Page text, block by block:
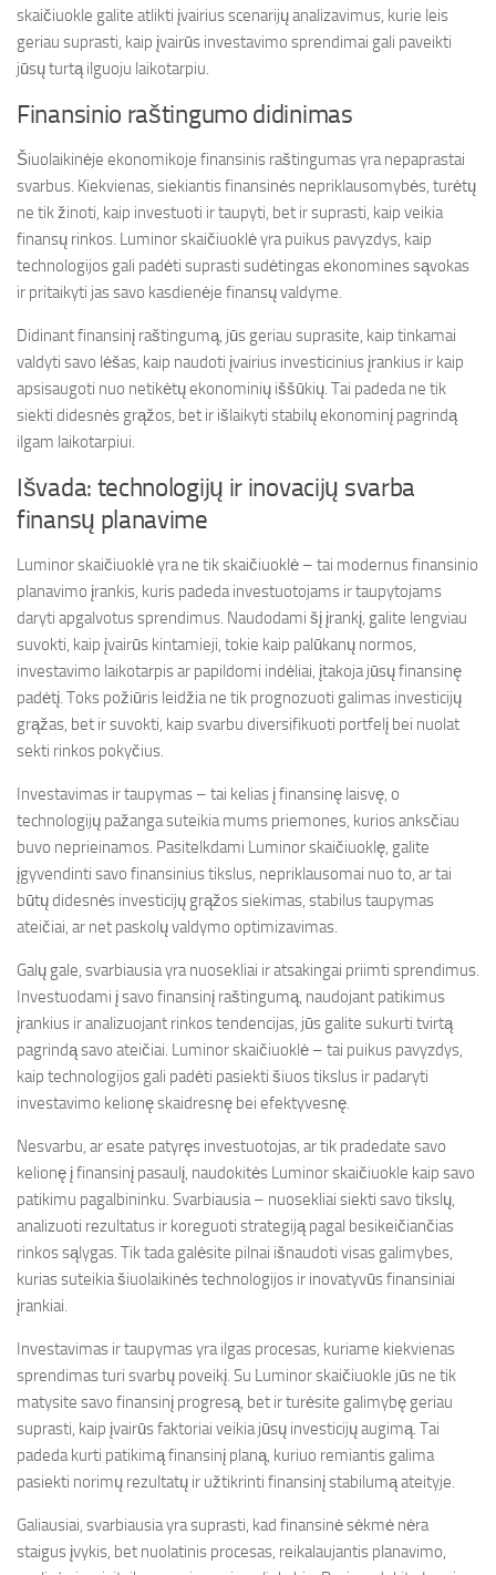
skaičiuokle galite atlikti įvairius scenarijų analizavimus, kurie leis
geriau suprasti, kaip įvairūs investavimo sprendimai gali paveikti
jūsų turtą ilguoju laikotarpiu.
Finansinio raštingumo didinimas
Šiuolaikinėje ekonomikoje finansinis raštingumas yra nepaprastai
svarbus. Kiekvienas, siekiantis finansinės nepriklausomybės, turėtų
ne tik žinoti, kaip investuoti ir taupyti, bet ir suprasti, kaip veikia
finansų rinkos. Luminor skaičiuoklė yra puikus pavyzdys, kaip
technologijos gali padėti suprasti sudėtingas ekonomines sąvokas
ir pritaikyti jas savo kasdienėje finansų valdyme.
Didinant finansinį raštingumą, jūs geriau suprasite, kaip tinkamai
valdyti savo lėšas, kaip naudoti įvairius investicinius įrankius ir kaip
apsisaugoti nuo netikėtų ekonominių iššūkių. Tai padeda ne tik
siekti didesnės grąžos, bet ir išlaikyti stabilų ekonominį pagrindą
ilgam laikotarpiui.
Išvada: technologijų ir inovacijų svarba
finansų planavime
Luminor skaičiuoklė yra ne tik skaičiuoklė – tai modernus finansinio
planavimo įrankis, kuris padeda investuotojams ir taupytojams
daryti apgalvotus sprendimus. Naudodami šį įrankį, galite lengviau
suvokti, kaip įvairūs kintamieji, tokie kaip palūkanų normos,
investavimo laikotarpis ar papildomi indėliai, įtakoja jūsų finansinę
padėtį. Toks požiūris leidžia ne tik prognozuoti galimas investicijų
grąžas, bet ir suvokti, kaip svarbu diversifikuoti portfelį bei nuolat
sekti rinkos pokyčius.
Investavimas ir taupymas – tai kelias į finansinę laisvę, o
technologijų pažanga suteikia mums priemones, kurios anksčiau
buvo neprieinamos. Pasitelkdami Luminor skaičiuoklę, galite
įgyvendinti savo finansinius tikslus, nepriklausomai nuo to, ar tai
būtų didesnės investicijų grąžos siekimas, stabilus taupymas
ateičiai, ar net paskolų valdymo optimizavimas.
Galų gale, svarbiausia yra nuosekliai ir atsakingai priimti sprendimus.
Investuodami į savo finansinį raštingumą, naudojant patikimus
įrankius ir analizuojant rinkos tendencijas, jūs galite sukurti tvirtą
pagrindą savo ateičiai. Luminor skaičiuoklė – tai puikus pavyzdys,
kaip technologijos gali padėti pasiekti šiuos tikslus ir padaryti
investavimo kelionę skaidresnę bei efektyvesnę.
Nesvarbu, ar esate patyręs investuotojas, ar tik pradedate savo
kelionę į finansinį pasaulį, naudokitės Luminor skaičiuokle kaip savo
patikimu pagalbininku. Svarbiausia – nuosekliai siekti savo tikslų,
analizuoti rezultatus ir koreguoti strategiją pagal besikeičiančias
rinkos sąlygas. Tik tada galėsite pilnai išnaudoti visas galimybes,
kurias suteikia šiuolaikinės technologijos ir inovatyvūs finansiniai
įrankiai.
Investavimas ir taupymas yra ilgas procesas, kuriame kiekvienas
sprendimas turi svarbų poveikį. Su Luminor skaičiuokle jūs ne tik
matysite savo finansinį progresą, bet ir turėsite galimybę geriau
suprasti, kaip įvairūs faktoriai veikia jūsų investicijų augimą. Tai
padeda kurti patikimą finansinį planą, kuriuo remiantis galima
pasiekti norimų rezultatų ir užtikrinti finansinį stabilumą ateityje.
Galiausiai, svarbiausia yra suprasti, kad finansinė sėkmė nėra
staigus įvykis, bet nuolatinis procesas, reikalaujantis planavimo,